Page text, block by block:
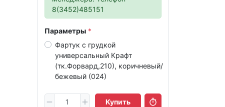
8(3452)485151
Параметры
Фартук с грудкой
универсальный Крафт
(тк.Форвард,210), коричневый/
бежевый (024)
Купить